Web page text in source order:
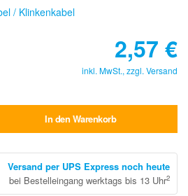
/ Klinkenkabel
2,57 €
inkl. MwSt., zzgl. Versand
In den Warenkorb
Versand per UPS Express noch heute
bei Bestelleingang werktags bis 13 Uhr2